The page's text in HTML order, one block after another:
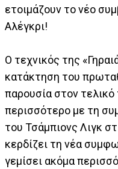
ετοιμάζουν το νέο
Αλέγκρι!
Ο τεχνικός της
κατάκτηση του
παρουσία στον
περισσότερο με τη
του Τσάμπιονς Λιγκ
κερδίζει τη νέα
γεμίσει ακόμα